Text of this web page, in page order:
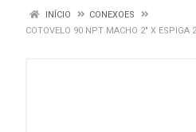
INÍCIO
CONEXOES
COTOVELO 90 NPT MACHO 2" X ESPIGA